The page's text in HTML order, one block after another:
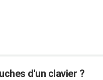
d'un clavier ?